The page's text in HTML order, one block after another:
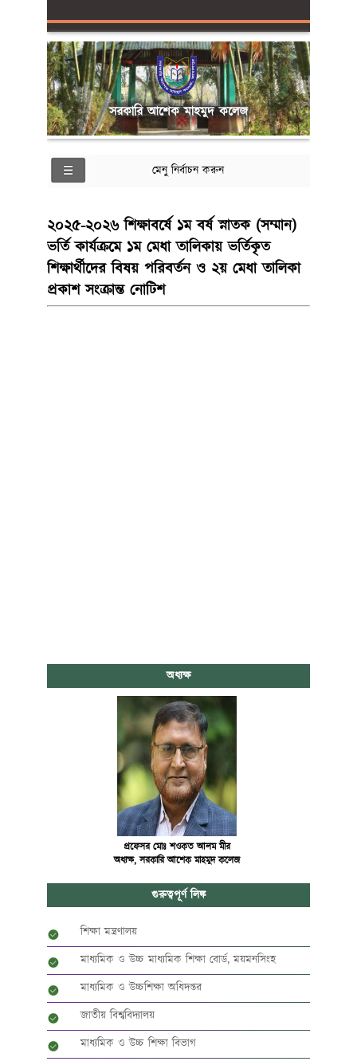
সরকারি আশেক মাহমুদ কলেজ
মেনু নির্বাচন করুন
২০২৫-২০২৬ শিক্ষাবর্ষে ১ম বর্ষ স্নাতক (সম্মান)
ভর্তি কার্যক্রমে ১ম মেধা তালিকায় ভর্তিকৃত
শিক্ষার্থীদের বিষয় পরিবর্তন ও ২য় মেধা তালিকা
প্রকাশ সংক্রান্ত নোটিশ
অধ্যক্ষ
প্রফেসর মোঃ শওকত আলম মীর
অধ্যক্ষ, সরকারি আশেক মাহমুদ কলেজ
গুরুত্বপূর্ণ লিঙ্ক
শিক্ষা মন্ত্রণালয়
মাধ্যমিক ও উচ্চ মাধ্যমিক শিক্ষা বোর্ড, ময়মনসিংহ
মাধ্যমিক ও উচ্চশিক্ষা অধিদপ্তর
জাতীয় বিশ্ববিদ্যালয়
মাধ্যমিক ও উচ্চ শিক্ষা বিভাগ